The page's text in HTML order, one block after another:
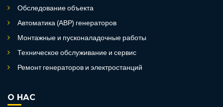
Обследование объекта
Автоматика (АВР) генераторов
Монтажные и пусконаладочные работы
Техническое обслуживание и сервис
Ремонт генераторов и электростанций
О НАС